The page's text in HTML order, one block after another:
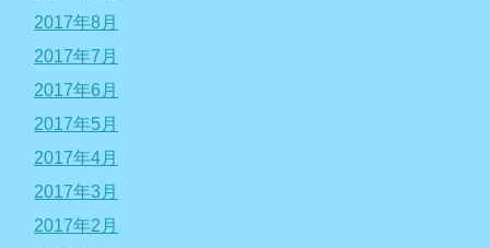
2017年8月
2017年7月
2017年6月
2017年5月
2017年4月
2017年3月
2017年2月